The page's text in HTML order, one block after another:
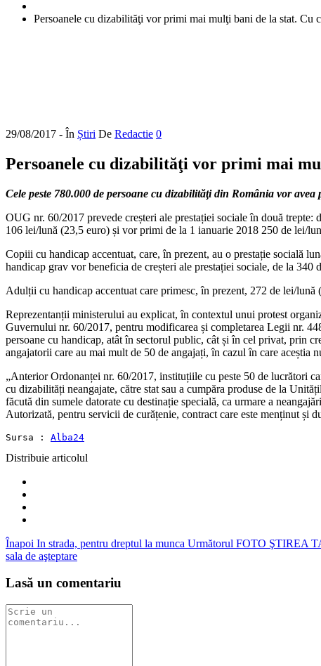
Persoanele cu dizabilităţi vor primi mai mulţi bani de la stat. Cu
29/08/2017 - În Știri De Redactie 0
Persoanele cu dizabilităţi vor primi mai
Cele peste 780.000 de persoane cu dizabilităţi din România vor
OUG nr. 60/2017 prevede creșteri ale prestației sociale în două
106 lei/lună (23,5 euro) și vor primi de la 1 ianuarie 2018 250 de lei/
Copiii cu handicap accentuat, care, în prezent, au o prestație socială
handicap grav vor beneficia de creșteri ale prestației sociale, de la
Adulții cu handicap accentuat care primesc, în prezent, 272 de lei/
Reprezentanții ministerului au explicat, în contextul unui protest
Guvernului nr. 60/2017, pentru modificarea și completarea Legii nr.
persoane cu handicap, atât în sectorul public, cât și în cel privat, prin
angajatorii care au mai mult de 50 de angajați, în cazul în care
„Anterior Ordonanței nr. 60/2017, instituțiile cu peste 50 de lucrători
cu dizabilități neangajate, către stat sau a cumpăra produse de la
făcută din sumele datorate cu destinație specială, ca urmare a
Autorizată, pentru servicii de curățenie, contract care este menținut
Sursa : Alba24
Distribuie articolul
Înapoi In strada, pentru dreptul la munca Următorul FOTO ŞTIREA
sala de aşteptare
Lasă un comentariu